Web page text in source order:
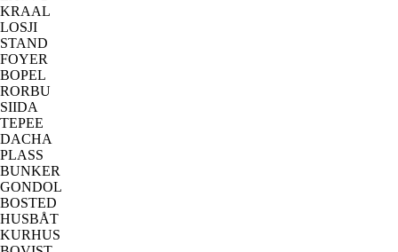
KRAAL
LOSJI
STAND
FOYER
BOPEL
RORBU
SIIDA
TEPEE
DACHA
PLASS
BUNKER
GONDOL
BOSTED
HUSBÅT
KURHUS